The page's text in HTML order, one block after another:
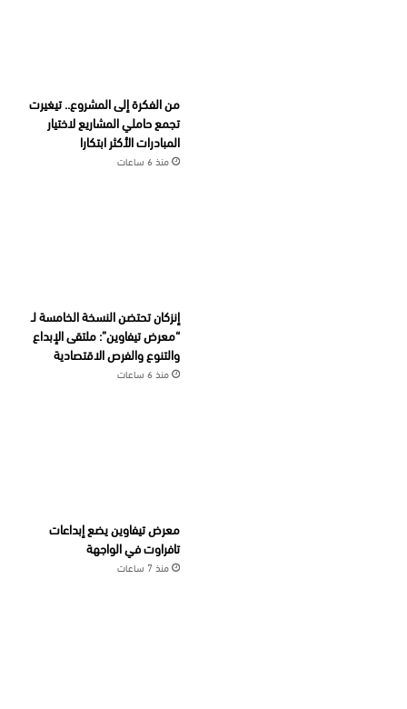
من الفكرة إلى المشروع.. تيغيرت
تجمع حاملي المشاريع لاختيار
المبادرات الأكثر ابتكارا
منذ 6 ساعات
إنزكان تحتضن النسخة الخامسة لـ
“معرض تيفاوين”: ملتقى الإبداع
والتنوع والفرص الاقتصادية
منذ 6 ساعات
معرض تيفاوين يضع إبداعات
تافراوت في الواجهة
منذ 7 ساعات